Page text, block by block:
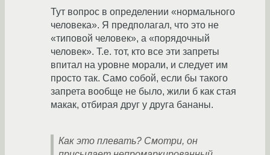
Тут вопрос в определении «нормального
человека». Я предполагал, что это не
«типовой человек», а «порядочный
человек». Т.е. тот, кто все эти запреты
впитал на уровне морали, и следует им
просто так. Само собой, если бы такого
запрета вообще не было, жили б как стая
макак, отбирая друг у друга бананы.
Как это плевать? Смотри, он